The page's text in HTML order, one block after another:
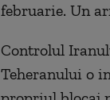
februarie. Un
Controlul
Teheranului o